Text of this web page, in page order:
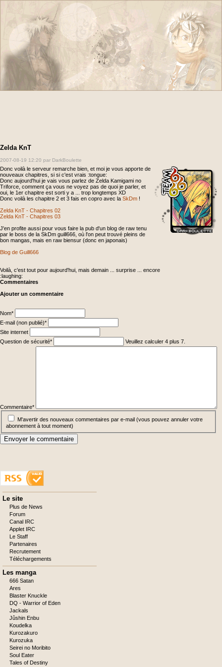
Zelda KnT
2007-08-19 12:20 par DarkBoulette
Donc voilà le serveur remarche bien, et moi je vous apporte de
nouveaux chapitres, si si c'est vrais :tongue:
Donc aujourd'hui je vais vous parlez de Zelda Kamigami no
Triforce, comment ça vous ne voyez pas de quoi je parler, et
oui, le 1er chapitre est sorti y a ... trop longtemps XD
Donc voilà les chapitre 2 et 3 fais en copro avec la SkDm !
Zelda KnT - Chapitres 02
Zelda KnT - Chapitres 03
J'en profite aussi pour vous faire la pub d'un blog de raw tenu
par le boss de la SkDm guill666, où l'on peut trouvé pleins de
bon mangas, mais en raw biensur (donc en japonais)
Blog de Guill666
Voilà, c'est tout pour aujourd'hui, mais demain ... surprise ... encore
:laughing:
Commentaires
Ajouter un commentaire
Champ
obligatoire
Nom*
Champ
obligatoire
E-mail (non publié)*
Site internet
Champ
obligatoire
Question de sécurité*
Veuillez calculer 4 plus 7.
Commentaire*
M'avertir des nouveaux commentaires par e-mail (vous pouvez annuler votre
abonnement à tout moment)
Envoyer le commentaire
Aller
au
contenu
Le site
Plus de News
Forum
Canal IRC
Applet IRC
Le Staff
Partenaires
Recrutement
Téléchargements
Les manga
666 Satan
Ares
Blaster Knuckle
DQ - Warrior of Eden
Jackals
Jûshin Enbu
Koudelka
Kurozakuro
Kurozuka
Seirei no Moribito
Soul Eater
Tales of Destiny